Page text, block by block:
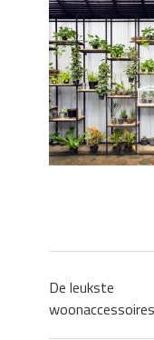
Zo blijft je oven
voor een
Grond kopen of
Holland
De Kwaliteit
Bepaalt of uw
Presteert
Waarom
technisch vraagt
De leukste
woonaccessoires